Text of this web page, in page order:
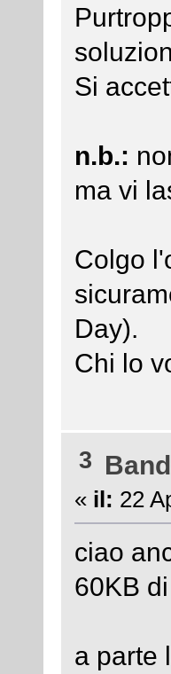
Si
n.b.:
ma vi
Colgo
Day).
Chi lo
3
« il: 22
ciao
60KB
a parte